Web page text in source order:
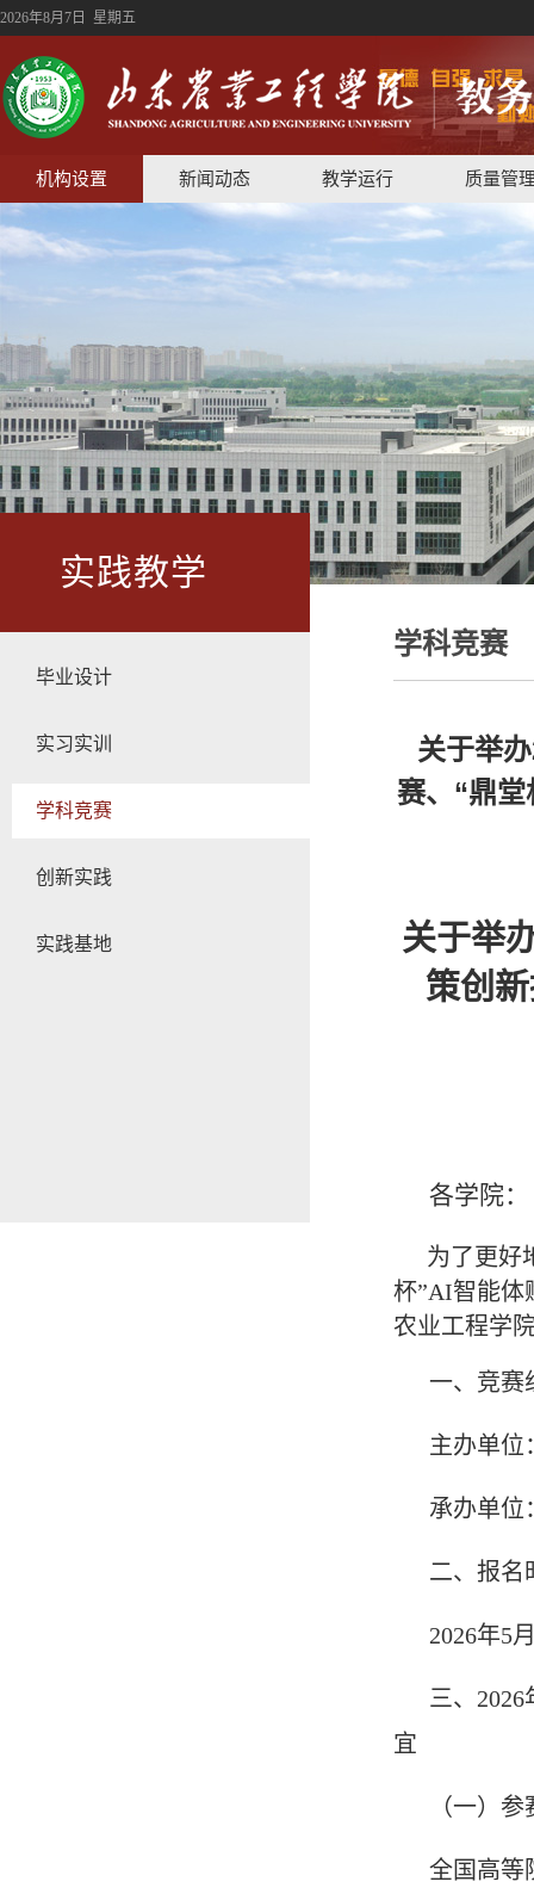
2026年8月7日 星期五
机构设置 新闻动态 教学运行 质量管
实践教学
毕业设计
实习实训
学科竞赛
创新实践
实践基地
学科竞赛
关于举
赛、“鼎
关于举
策创
各学院：
为了更好
杯”AI智能体
农业工程学
一、竞赛
主办单位
承办单位
二、报名
2026年5
三、
宜
（一）
全国高等